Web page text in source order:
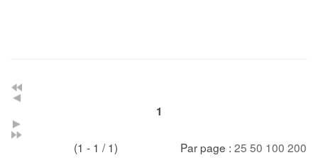
1
(1 - 1 / 1) Par page : 25 50 100 200